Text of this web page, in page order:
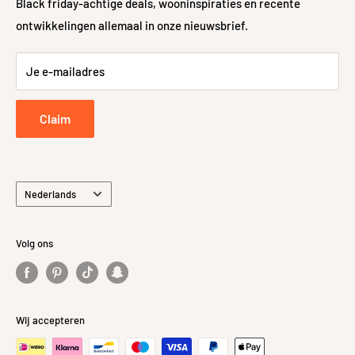
Sitemap
48-uurs controle
Retour- en Terugbetalingsbeleid
Retourneren
Privacybeleid
Black friday-achtige deals, wooninspiraties en recente
ontwikkelingen allemaal in onze nieuwsbrief.
Je e-mailadres
Claim
Taal
Nederlands
Volg ons
Wij accepteren